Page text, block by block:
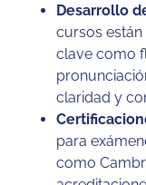
Desarrollo
cursos
clave como
claridad y
para
como